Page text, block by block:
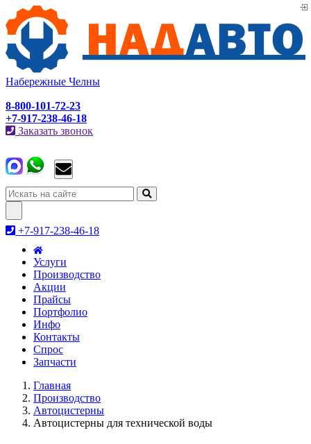
Набережные Челны
8-800-101-72-23
+7-917-238-46-18
Заказать звонок
Toggle
navigation
+7-917-238-46-18
Услуги
Производство
Акции
Прайсы
Портфолио
Инфо
Контакты
Спрос
Запчасти
Главная
Производство
Автоцистерны
Автоцистерны для технической воды